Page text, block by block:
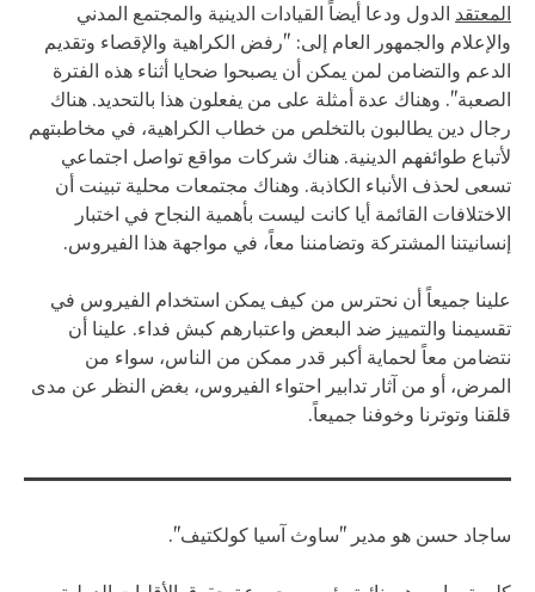
المعتقد الدول ودعا أيضاً القيادات الدينية والمجتمع المدني
والإعلام والجمهور العام إلى: "رفض الكراهية والإقصاء وتقديم
الدعم والتضامن لمن يمكن أن يصبحوا ضحايا أثناء هذه الفترة
الصعبة". وهناك عدة أمثلة على من يفعلون هذا بالتحديد. هناك
رجال دين يطالبون بالتخلص من خطاب الكراهية، في مخاطبتهم
لأتباع طوائفهم الدينية. هناك شركات مواقع تواصل اجتماعي
تسعى لحذف الأنباء الكاذبة. وهناك مجتمعات محلية تبينت أن
الاختلافات القائمة أيا كانت ليست بأهمية النجاح في اختبار
إنسانيتنا المشتركة وتضامننا معاً، في مواجهة هذا الفيروس.
علينا جميعاً أن نحترس من كيف يمكن استخدام الفيروس في
تقسيمنا والتمييز ضد البعض واعتبارهم كبش فداء. علينا أن
نتضامن معاً لحماية أكبر قدر ممكن من الناس، سواء من
المرض، أو من آثار تدابير احتواء الفيروس، بغض النظر عن مدى
قلقنا وتوترنا وخوفنا جميعاً.
ساجاد حسن هو مدير "ساوث آسيا كولكتيف".